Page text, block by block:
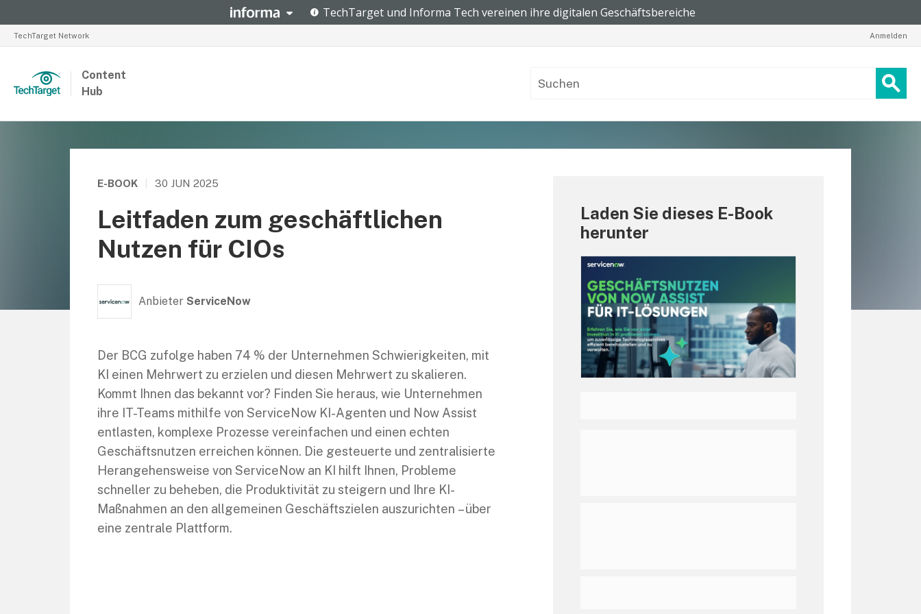
TechTarget Network Anmelden
Content
Hub
E-BOOK 30 JUN 2025
Leitfaden zum geschäftlichen
Nutzen für CIOs
Anbieter ServiceNow
Der BCG zufolge haben 74 % der Unternehmen Schwierigkeiten, mit
KI einen Mehrwert zu erzielen und diesen Mehrwert zu skalieren.
Kommt Ihnen das bekannt vor? Finden Sie heraus, wie Unternehmen
ihre IT-Teams mithilfe von ServiceNow KI-Agenten und Now Assist
entlasten, komplexe Prozesse vereinfachen und einen echten
Geschäftsnutzen erreichen können. Die gesteuerte und zentralisierte
Herangehensweise von ServiceNow an KI hilft Ihnen, Probleme
schneller zu beheben, die Produktivität zu steigern und Ihre KI-
Maßnahmen an den allgemeinen Geschäftszielen auszurichten – über
eine zentrale Plattform.
Laden Sie dieses E-Book
herunter